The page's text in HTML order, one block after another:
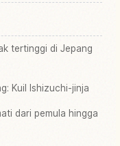
tertinggi di Jepang
Kuil Ishizuchi-jinja
dari pemula hingga